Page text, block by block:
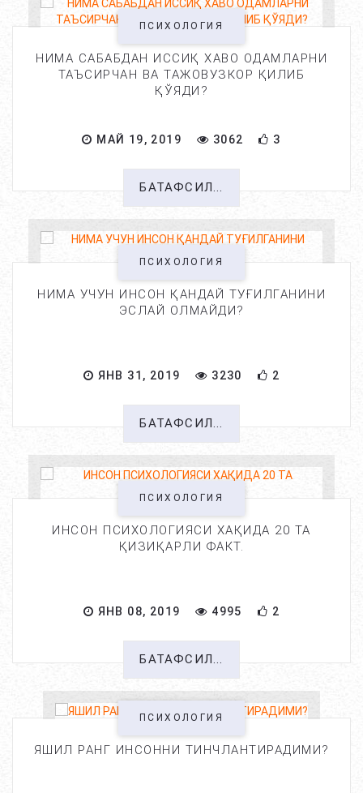
ПСИХОЛОГИЯ
НИМА САБАБДАН ИССИҚ ХАВО ОДАМЛАРНИ
ТАЪСИРЧАН ВА ТАЖОВУЗКОР ҚИЛИБ
ҚЎЯДИ?
МАЙ 19, 2019 3062 3
БАТАФСИЛ...
ПСИХОЛОГИЯ
НИМА УЧУН ИНСОН ҚАНДАЙ ТУҒИЛГАНИНИ
ЭСЛАЙ ОЛМАЙДИ?
ЯНВ 31, 2019 3230 2
БАТАФСИЛ...
ПСИХОЛОГИЯ
ИНСОН ПСИХОЛОГИЯСИ ХАҚИДА 20 ТА
ҚИЗИҚАРЛИ ФАКТ.
ЯНВ 08, 2019 4995 2
БАТАФСИЛ...
ПСИХОЛОГИЯ
ЯШИЛ РАНГ ИНСОННИ ТИНЧЛАНТИРАДИМИ?